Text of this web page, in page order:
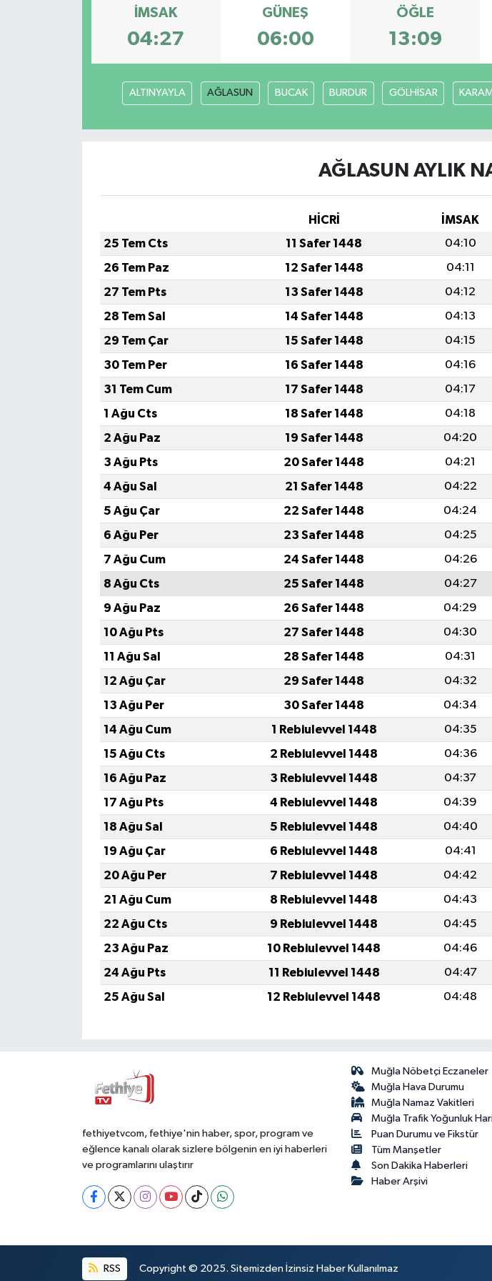
İMSAK
04:27
GÜNEŞ
06:00
ÖĞLE
13:09
ALTINYAYLA AĞLASUN BUCAK BURDUR GÖLHİSAR
AĞLASUN AYLIK
HİCRİ İMSAK
25 Tem Cts
11 Safer 1448 04:10
26 Tem Paz
12 Safer 1448 04:11
27 Tem Pts
13 Safer 1448 04:12
28 Tem Sal
14 Safer 1448 04:13
29 Tem Çar
15 Safer 1448 04:15
30 Tem Per
16 Safer 1448 04:16
31 Tem Cum
17 Safer 1448 04:17
1 Ağu Cts
18 Safer 1448 04:18
2 Ağu Paz
19 Safer 1448 04:20
3 Ağu Pts
20 Safer 1448 04:21
4 Ağu Sal
21 Safer 1448 04:22
5 Ağu Çar
22 Safer 1448 04:24
6 Ağu Per
23 Safer 1448 04:25
7 Ağu Cum
24 Safer 1448 04:26
8 Ağu Cts
25 Safer 1448 04:27
9 Ağu Paz
26 Safer 1448 04:29
10 Ağu Pts
27 Safer 1448 04:30
11 Ağu Sal
28 Safer 1448 04:31
12 Ağu Çar
29 Safer 1448 04:32
13 Ağu Per
30 Safer 1448 04:34
14 Ağu Cum
1 Rebiulevvel 1448 04:35
15 Ağu Cts
2 Rebiulevvel 1448 04:36
16 Ağu Paz
3 Rebiulevvel 1448 04:37
17 Ağu Pts
4 Rebiulevvel 1448 04:39
18 Ağu Sal
5 Rebiulevvel 1448 04:40
19 Ağu Çar
6 Rebiulevvel 1448 04:41
20 Ağu Per
7 Rebiulevvel 1448 04:42
21 Ağu Cum
8 Rebiulevvel 1448 04:43
22 Ağu Cts
9 Rebiulevvel 1448 04:45
23 Ağu Paz
10 Rebiulevvel 1448 04:46
24 Ağu Pts
11 Rebiulevvel 1448 04:47
25 Ağu Sal
12 Rebiulevvel 1448 04:48
fethiyetvcom, fethiye'nin haber, spor, program ve
eğlence kanalı olarak sizlere bölgenin en iyi haberleri
ve programlarını ulaştırır
Muğla Nöbetçi Eczaneler
Muğla Hava Durumu
Muğla Namaz Vakitleri
Muğla Trafik Yoğunluk
Puan Durumu ve Fikstür
Tüm Manşetler
Son Dakika Haberleri
Haber Arşivi
RSS Copyright © 2025. Sitemizden İzinsiz Haber Kullanılmaz